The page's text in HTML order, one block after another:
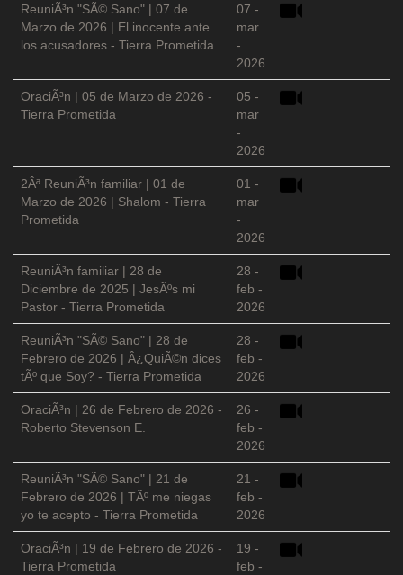
ReuniÃ³n "SÃ© Sano" | 07 de
Marzo de 2026 | El inocente ante
los acusadores - Tierra Prometida
07 -
mar
-
2026
OraciÃ³n | 05 de Marzo de 2026 -
Tierra Prometida
05 -
mar
-
2026
2Âª ReuniÃ³n familiar | 01 de
Marzo de 2026 | Shalom - Tierra
Prometida
01 -
mar
-
2026
ReuniÃ³n familiar | 28 de
Diciembre de 2025 | JesÃºs mi
Pastor - Tierra Prometida
28 -
feb -
2026
ReuniÃ³n "SÃ© Sano" | 28 de
Febrero de 2026 | Â¿QuiÃ©n dices
tÃº que Soy? - Tierra Prometida
28 -
feb -
2026
OraciÃ³n | 26 de Febrero de 2026 -
Roberto Stevenson E.
26 -
feb -
2026
ReuniÃ³n "SÃ© Sano" | 21 de
Febrero de 2026 | TÃº me niegas
yo te acepto - Tierra Prometida
21 -
feb -
2026
OraciÃ³n | 19 de Febrero de 2026 -
Tierra Prometida
19 -
feb -